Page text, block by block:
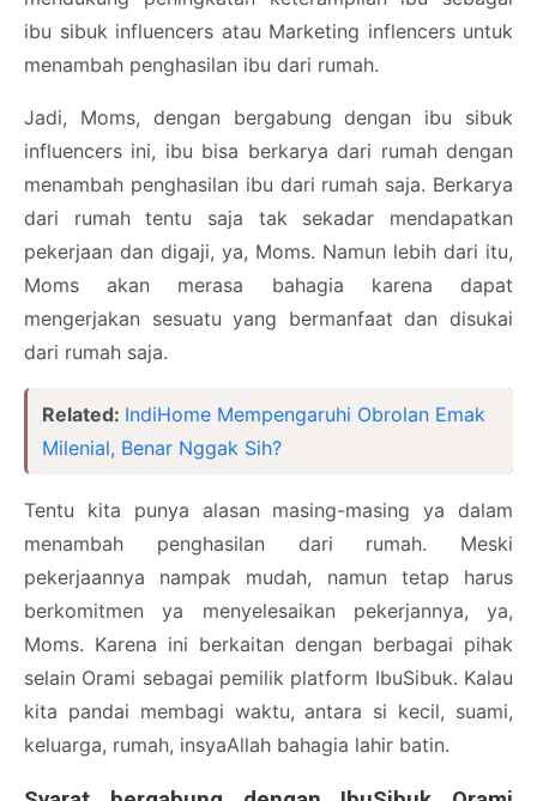
ibu sibuk influencers atau Marketing inflencers untuk
menambah penghasilan ibu dari rumah.
Jadi, Moms, dengan bergabung dengan ibu sibuk
influencers ini, ibu bisa berkarya dari rumah dengan
menambah penghasilan ibu dari rumah saja. Berkarya
dari rumah tentu saja tak sekadar mendapatkan
pekerjaan dan digaji, ya, Moms. Namun lebih dari itu,
Moms akan merasa bahagia karena dapat
mengerjakan sesuatu yang bermanfaat dan disukai
dari rumah saja.
Related: IndiHome Mempengaruhi Obrolan Emak
Milenial, Benar Nggak Sih?
Tentu kita punya alasan masing-masing ya dalam
menambah penghasilan dari rumah. Meski
pekerjaannya nampak mudah, namun tetap harus
berkomitmen ya menyelesaikan pekerjannya, ya,
Moms. Karena ini berkaitan dengan berbagai pihak
selain Orami sebagai pemilik platform IbuSibuk. Kalau
kita pandai membagi waktu, antara si kecil, suami,
keluarga, rumah, insyaAllah bahagia lahir batin.